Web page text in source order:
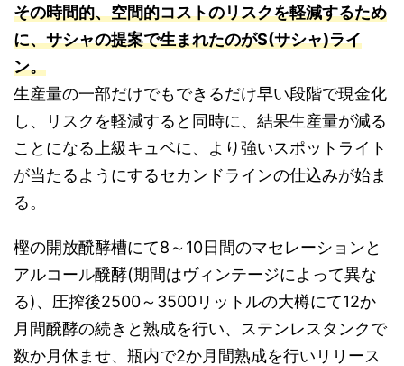
その時間的、空間的コストのリスクを軽減するため
に、サシャの提案で生まれたのがS(サシャ)ライ
ン。
生産量の一部だけでもできるだけ早い段階で現金化
し、リスクを軽減すると同時に、結果生産量が減る
ことになる上級キュベに、より強いスポットライト
が当たるようにするセカンドラインの仕込みが始ま
る。
樫の開放醗酵槽にて8～10日間のマセレーションと
アルコール醗酵(期間はヴィンテージによって異な
る)、圧搾後2500～3500リットルの大樽にて12か
月間醗酵の続きと熟成を行い、ステンレスタンクで
数か月休ませ、瓶内で2か月間熟成を行いリリース